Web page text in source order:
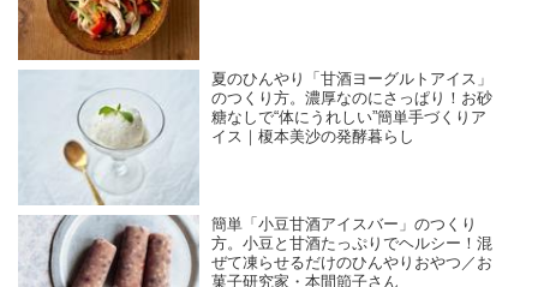
夏のひんやり「甘酒ヨーグルトアイス」
のつくり方。濃厚なのにさっぱり！お砂
糖なしで“体にうれしい”簡単手づくりア
イス｜榎本美沙の発酵暮らし
簡単「小豆甘酒アイスバー」のつくり
方。小豆と甘酒たっぷりでヘルシー！混
ぜて凍らせるだけのひんやりおやつ／お
菓子研究家・本間節子さん